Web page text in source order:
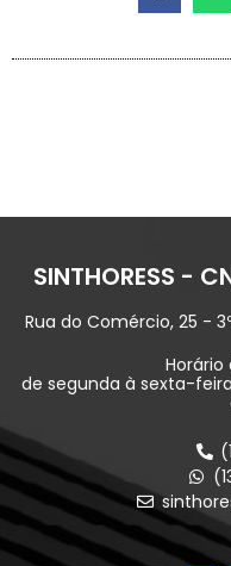
SINTHORESS -
Rua do Comércio, 25 -
de segunda à sexta-feira